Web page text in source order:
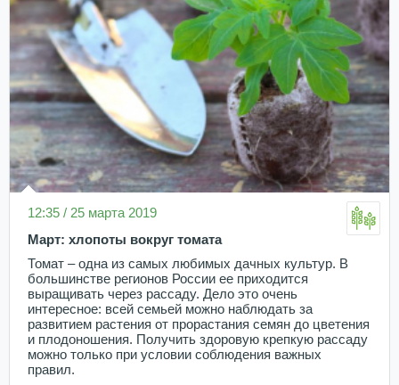
12:35 / 25 марта 2019
Март: хлопоты вокруг томата
Томат – одна из самых любимых дачных культур. В
большинстве регионов России ее приходится
выращивать через рассаду. Дело это очень
интересное: всей семьей можно наблюдать за
развитием растения от прорастания семян до цветения
и плодоношения. Получить здоровую крепкую рассаду
можно только при условии соблюдения важных
правил.